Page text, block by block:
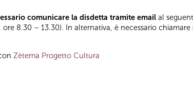
comunicare la disdetta tramite email al
8.30 – 13.30). In alternativa, è necessario chiamare
Zètema Progetto Cultura